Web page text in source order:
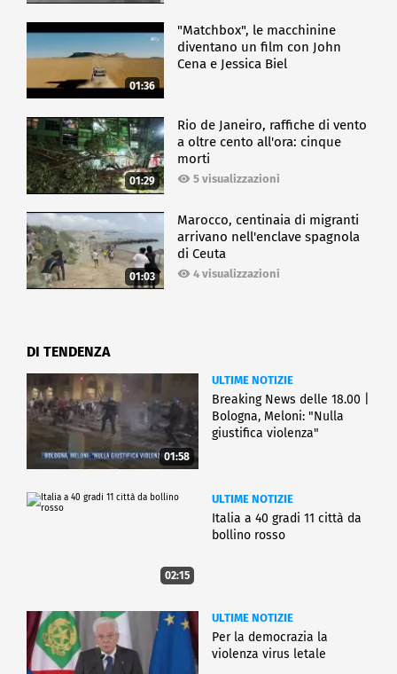
01:36
"Matchbox", le macchinine
diventano un film con John
Cena e Jessica Biel
01:29
Rio de Janeiro, raffiche di vento
a oltre cento all'ora: cinque
morti
5 visualizzazioni
01:03
Marocco, centinaia di migranti
arrivano nell'enclave spagnola
di Ceuta
4 visualizzazioni
DI TENDENZA
01:58
ULTIME NOTIZIE
Breaking News delle 18.00 |
Bologna, Meloni: "Nulla
giustifica violenza"
02:15
ULTIME NOTIZIE
Italia a 40 gradi 11 città da
bollino rosso
ULTIME NOTIZIE
Per la democrazia la
violenza virus letale